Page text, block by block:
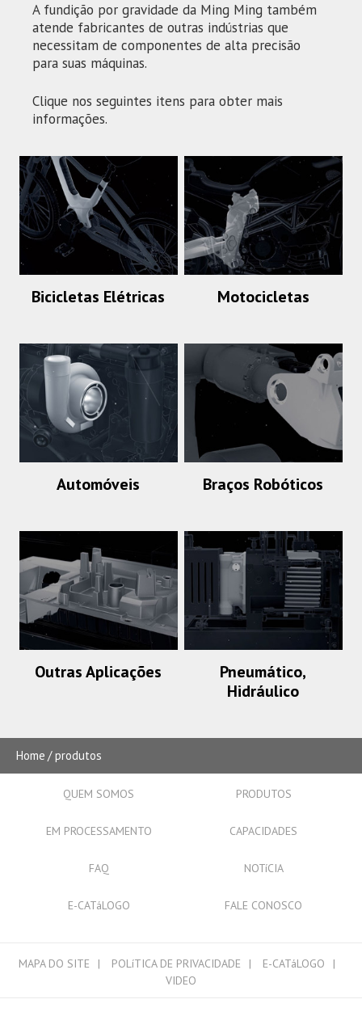
A fundição por gravidade da Ming Ming também
atende fabricantes de outras indústrias que
necessitam de componentes de alta precisão
para suas máquinas.
Clique nos seguintes itens para obter mais
informações.
Bicicletas Elétricas Motocicletas
Automóveis Braços Robóticos
Outras Aplicações
Pneumático,
Hidráulico
Home produtos
QUEM SOMOS PRODUTOS
EM PROCESSAMENTO CAPACIDADES
FAQ NOTíCIA
E-CATáLOGO FALE CONOSCO
MAPA DO SITE POLíTICA DE PRIVACIDADE
E-CATáLOGO
VIDEO